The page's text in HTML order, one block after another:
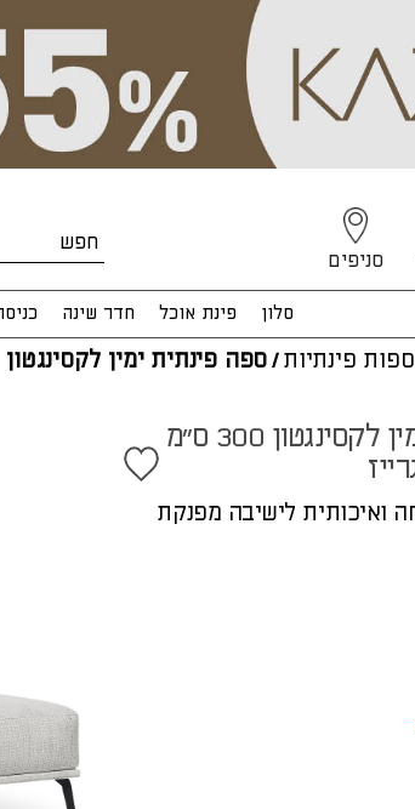
סניפים
סלון פינת אוכל חדר שינה
ספות פינתיות/ספה פינתית ימין לקסינגטון
ספה פינתית ימין לקסינגטון 300 ס"מ
ואיכותית לישיבה מפנקת